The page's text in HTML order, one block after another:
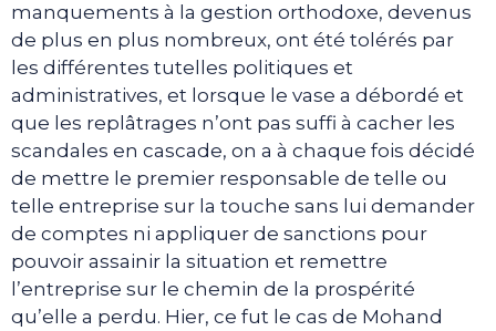
manquements à la gestion orthodoxe, devenus
de plus en plus nombreux, ont été tolérés par
les différentes tutelles politiques et
administratives, et lorsque le vase a débordé et
que les replâtrages n’ont pas suffi à cacher les
scandales en cascade, on a à chaque fois décidé
de mettre le premier responsable de telle ou
telle entreprise sur la touche sans lui demander
de comptes ni appliquer de sanctions pour
pouvoir assainir la situation et remettre
l’entreprise sur le chemin de la prospérité
qu’elle a perdu. Hier, ce fut le cas de Mohand